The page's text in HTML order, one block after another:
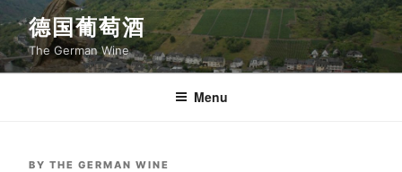
to
content
德国葡萄酒
The German Wine
Menu
POSTED
BY THE GERMAN WINE